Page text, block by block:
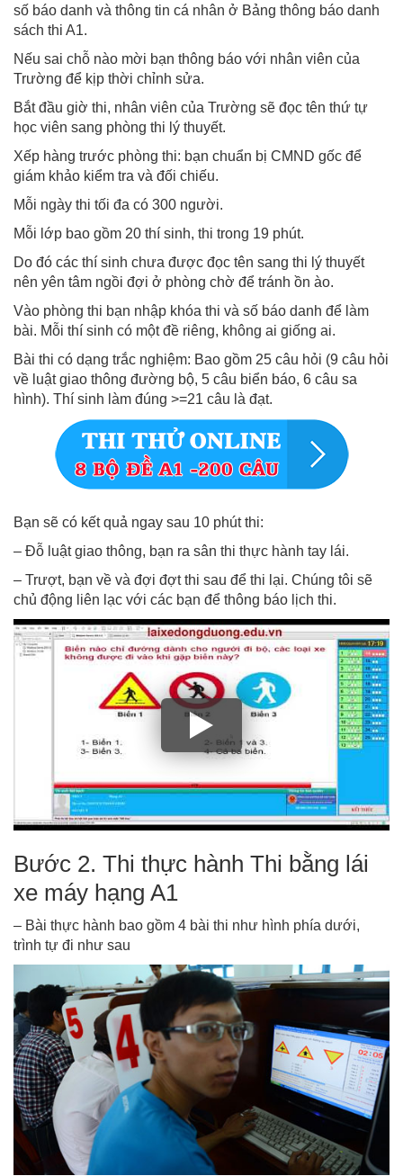
số báo danh và thông tin cá nhân ở Bảng thông báo danh
sách thi A1.
Nếu sai chỗ nào mời bạn thông báo với nhân viên của
Trường để kịp thời chỉnh sửa.
Bắt đầu giờ thi, nhân viên của Trường sẽ đọc tên thứ tự
học viên sang phòng thi lý thuyết.
Xếp hàng trước phòng thi: bạn chuẩn bị CMND gốc để
giám khảo kiểm tra và đối chiếu.
Mỗi ngày thi tối đa có 300 người.
Mỗi lớp bao gồm 20 thí sinh, thi trong 19 phút.
Do đó các thí sinh chưa được đọc tên sang thi lý thuyết
nên yên tâm ngồi đợi ở phòng chờ để tránh ồn ào.
Vào phòng thi bạn nhập khóa thi và số báo danh để làm
bài. Mỗi thí sinh có một đề riêng, không ai giống ai.
Bài thi có dạng trắc nghiệm: Bao gồm 25 câu hỏi (9 câu hỏi
về luật giao thông đường bộ, 5 câu biển báo, 6 câu sa
hình). Thí sinh làm đúng >=21 câu là đạt.
Bạn sẽ có kết quả ngay sau 10 phút thi:
– Đỗ luật giao thông, bạn ra sân thi thực hành tay lái.
– Trượt, bạn về và đợi đợt thi sau để thi lại. Chúng tôi sẽ
chủ động liên lạc với các bạn để thông báo lịch thi.
Bước 2. Thi thực hành Thi bằng lái
xe máy hạng A1
– Bài thực hành bao gồm 4 bài thi như hình phía dưới,
trình tự đi như sau